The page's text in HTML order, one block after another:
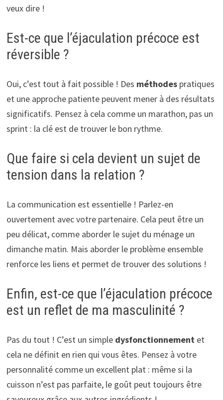
veux dire !
Est-ce que l’éjaculation précoce est
réversible ?
Oui, c’est tout à fait possible ! Des méthodespratiques
et une approche patiente peuvent mener à des résultats
significatifs. Pensez à cela comme un marathon, pas un
sprint : la clé est de trouver le bon rythme.
Que faire si cela devient un sujet de
tension dans la relation ?
La communication est essentielle ! Parlez-en
ouvertement avec votre partenaire. Cela peut être un
peu délicat, comme aborder le sujet du ménage un
dimanche matin. Mais aborder le problème ensemble
renforce les liens et permet de trouver des solutions !
Enfin, est-ce que l’éjaculation précoce
est un reflet de ma masculinité ?
Pas du tout ! C’est un simple dysfonctionnementet
cela ne définit en rien qui vous êtes. Pensez à votre
personnalité comme un excellent plat : même si la
cuisson n’est pas parfaite, le goût peut toujours être